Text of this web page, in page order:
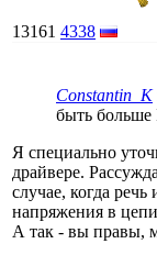
13161 4338
Constantin_K
быть больше
Я специально
драйвере.
случае, когда
напряжения в
А так - вы правы,